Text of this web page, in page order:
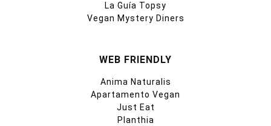
La Guía Topsy
Vegan Mystery Diners
WEB FRIENDLY
Anima Naturalis
Apartamento Vegan
Just Eat
Planthia